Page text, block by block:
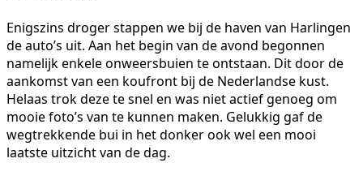
Enigszins droger stappen we bij de haven van Harlingen
de auto’s uit. Aan het begin van de avond begonnen
namelijk enkele onweersbuien te ontstaan. Dit door de
aankomst van een koufront bij de Nederlandse kust.
Helaas trok deze te snel en was niet actief genoeg om
mooie foto’s van te kunnen maken. Gelukkig gaf de
wegtrekkende bui in het donker ook wel een mooi
laatste uitzicht van de dag.